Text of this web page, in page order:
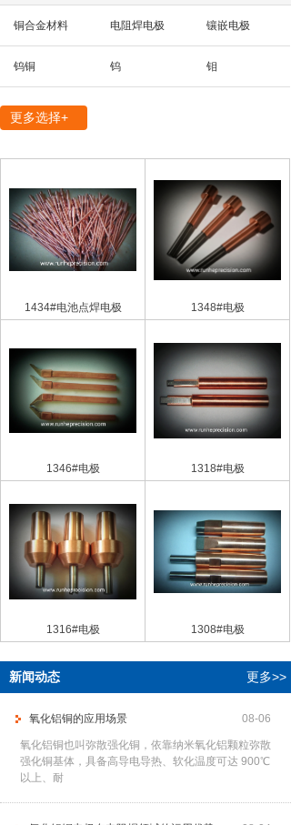
铜合金材料 电阻焊电极 镶嵌电极
钨铜 钨 钼
精密机械部件
更多选择+
1434#电池点焊电极 1348#电极
1346#电极 1318#电极
1316#电极 1308#电极
新闻动态 更多>>
08-06
氧化铝铜的应用场景
氧化铝铜也叫弥散强化铜，依靠纳米氧化铝颗粒弥散
强化铜基体，具备高导电导热、软化温度可达 900℃
以上、耐